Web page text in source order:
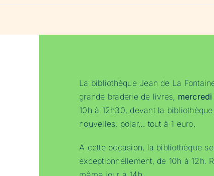
La bibliothèque Jean de La
grande braderie de livres,
10h à 12h30, devant la
nouvelles, polar… tout à 1 euro.
A cette occasion, la bibliothèque
exceptionnellement, de 10h à 12h.